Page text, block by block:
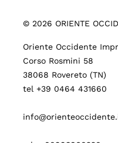
© 2026 ORIENTE
Oriente Occidente
Corso Rosmini 58
38068 Rovereto (TN)
tel +39 0464 431660